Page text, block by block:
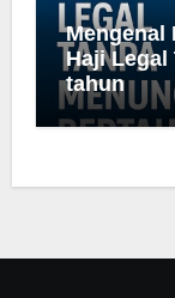
Mengenal
Haji Legal
tahun